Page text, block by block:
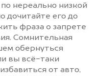
нереально низкой
дочитайте его до
фраза о запрете
Сомнительная
обернуться
вы всё-таки
от авто,